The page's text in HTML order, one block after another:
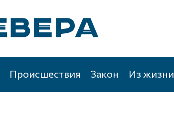
Происшествия Закон Из жизни